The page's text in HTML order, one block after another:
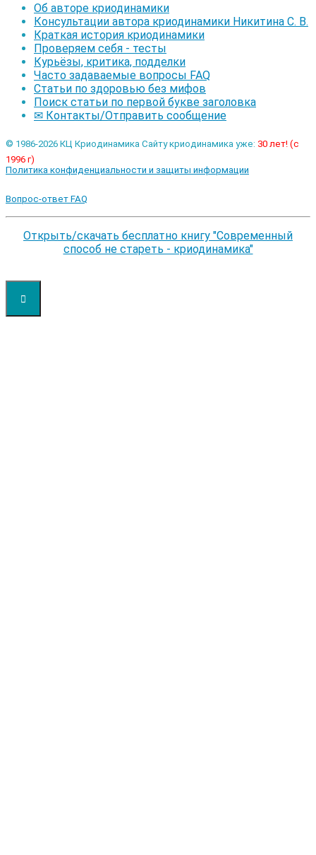
Об авторе криодинамики
Консультации автора криодинамики Никитина С. В.
Краткая история криодинамики
Проверяем себя - тесты
Курьёзы, критика, подделки
Часто задаваемые вопросы FAQ
Статьи по здоровью без мифов
Поиск статьи по первой букве заголовка
✉ Контакты/Отправить сообщение
© 1986-2026 КЦ Криодинамика Сайту криодинамика уже: 30 лет! (с
1996 г)
Политика конфиденциальности и защиты информации
Вопрос-ответ FAQ
Открыть/скачать бесплатно книгу "Современный
способ не стареть - криодинамика"